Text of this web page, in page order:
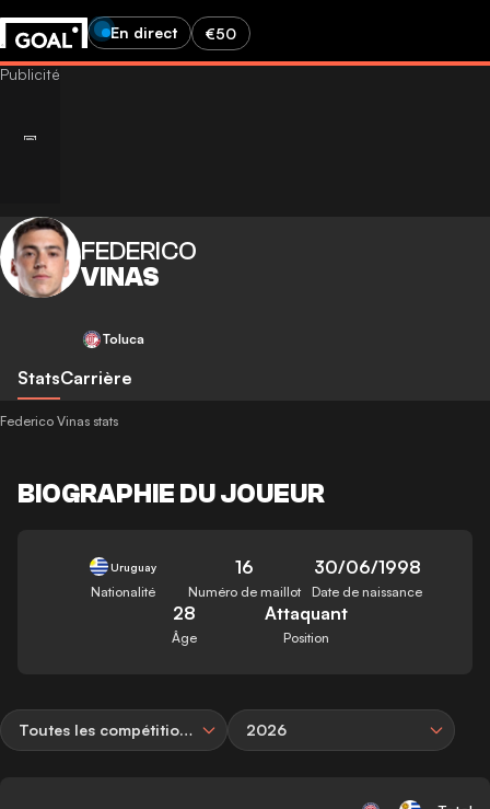
En direct €50
FEDERICO
VINAS
Toluca
StatsCarrière
Federico Vinas stats
BIOGRAPHIE DU JOUEUR
Uruguay
Nationalité
16
Numéro de maillot
30/06/1998
Date de naissance
28
Âge
Attaquant
Position
Toutes les compétitions 2026